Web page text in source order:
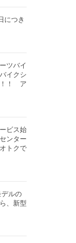
につき
ツバイ
イクシ
！！ ア
ビス始
ンター
トクで
デルの
、新型